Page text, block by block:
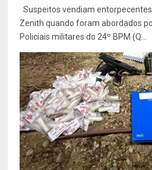
Suspeitos vendiam
Zenith quando foram abordados
Policiais militares do 24º BPM (Q...